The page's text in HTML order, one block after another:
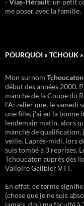
-Vias-Hérault: un petit
me poser avec la famille.
POURQUOI « TCHOUK »
Mon surnom Tchoucaton
début des années 2000.
manche de la Coupe du
l'Arzelier que, le samedi
une fille, j'ai eu la bonne
lendemain matin, alors
manche de qualification,
veille. L'après-midi, lors
suis tombé à 3 reprises.
Tchoucaton auprès des
Valloire Galibier VTT.
En effet, ce terme
(chose que je ne suis